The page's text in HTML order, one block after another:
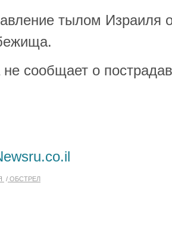
тылом Израиля
сообщает о
ОБСТРЕЛ